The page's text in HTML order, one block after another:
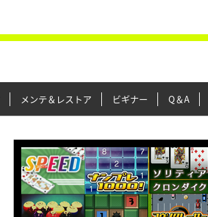
メンテ＆レストア ビギナー Q＆A